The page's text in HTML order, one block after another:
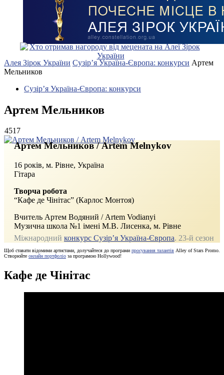
Алея Зірок України Сузір’я Україна-Європа: конкурси Артем
Мельников
Сузір’я Україна-Європа: конкурси
Артем Мельников
4517
Артем Мельников / Artem Melnykov
16 років, м. Рівне, Україна
Гітара
Творча робота
“Кафе де Чінітас” (Карлос Монтоя)
Вчитель Артем Водяний / Artem Vodianyi
Музична школа №1 імені М.В. Лисенка, м. Рівне
Міжнародний конкурс Сузір’я Україна-Європа. 23-й сезон
Щоб ставати відомими артистами, долучайтеся до програми просування талантів Alley of Stars Promo.
Створюйте онлайн портфоліо за програмою Hollywood!
Кафе де Чінітас